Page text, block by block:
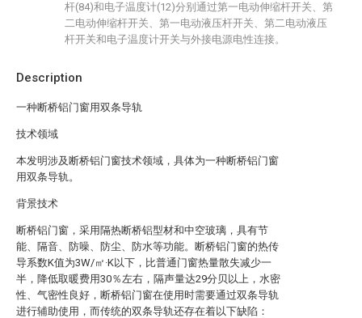
Description
一种断桥铝门窗用双条导轨
技术领域
本发明涉及断桥铝门窗技术领域，具体为一种断桥铝门窗
用双条导轨。
背景技术
断桥铝门窗，采用隔热断桥铝型材和中空玻璃，具有节
能、隔音、防噪、防尘、防水等功能。断桥铝门窗的热传
导系数K值为3W/㎡·K以下，比普通门窗热量散失减少一
半，降低取暖费用30％左右，隔声量达29分贝以上，水密
性、气密性良好，断桥铝门窗在使用时需要通过双条导轨
进行辅助使用，而传统的双条导轨还存在着以下缺陷：
杆(84)和电子温度计(12)分别通过第一电动伸缩杆开关、第
二电动伸缩杆开关、第一电动液压杆开关、第二电动液压
杆开关和电子温度计开关与外接电源电性连接。